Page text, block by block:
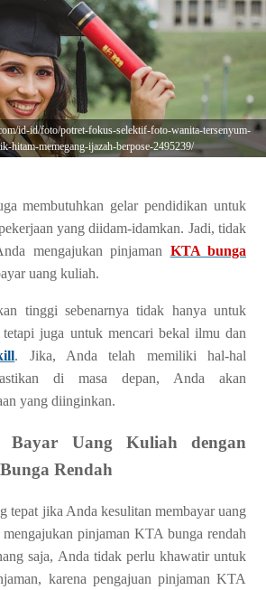
id-id/foto/potret-fokus-selektif-foto-wanita-tersenyum-
hitam-memegang-ijazah-berpose-2495239/
membutuhkan gelar pendidikan untuk
yang diidam-idamkan. Jadi, tidak
mengajukan pinjaman KTA bunga
uang kuliah.
tinggi sebenarnya tidak hanya untuk
tetapi juga untuk mencari bekal ilmu dan
. Jika, Anda telah memiliki hal-hal
di masa depan, Anda akan
yang diinginkan.
Bayar Uang Kuliah dengan
Rendah
tepat jika Anda kesulitan membayar uang
pinjaman KTA bunga rendah
saja, Anda tidak perlu khawatir untuk
karena pengajuan pinjaman KTA